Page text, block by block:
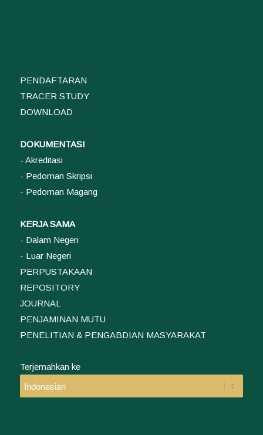
PENDAFTARAN
TRACER STUDY
DOWNLOAD
DOKUMENTASI
- Akreditasi
- Pedoman Skripsi
- Pedoman Magang
KERJA SAMA
- Dalam Negeri
- Luar Negeri
PERPUSTAKAAN
REPOSITORY
JOURNAL
PENJAMINAN MUTU
PENELITIAN & PENGABDIAN MASYARAKAT
Terjemahkan ke